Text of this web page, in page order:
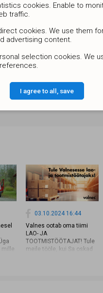
information. Good offers.
SUBSCRIBE
mille
03.10.2024 16:44
Valnes ootab oma tiimi
LAO- JA
TOOTMISTÖÖTAJAT! Tule
meile tööle, kui Sa oskad
cookies. Enable to
traffic.
cookies. We use them
advertising content.
selection cookies. We
I agree to all, save